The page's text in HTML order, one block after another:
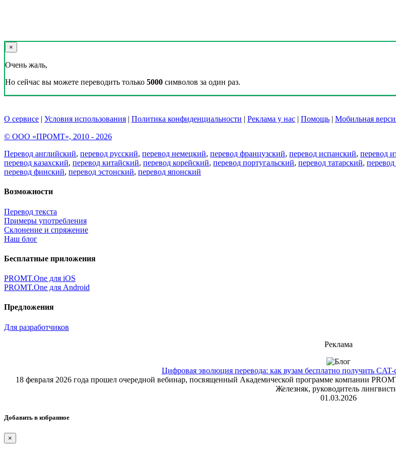
×
Очень жаль,
Но сейчас вы можете переводить только 5000 символов за один раз.
О сервисе | Условия использования | Политика конфиденциальности | Реклама у нас | Помощь | Мобильная
© ООО «ПРОМТ», 2010 - 2026
Перевод английский, перевод русский, перевод немецкий, перевод французский, перевод испанский, перевод
перевод казахский, перевод китайский, перевод корейский, перевод португальский, перевод татарский,
перевод финский, перевод эстонский, перевод японский
Возможности
Перевод текста
Примеры употребления
Склонение и спряжение
Наш блог
Бесплатные приложения
PROMT.One для iOS
PROMT.One для Android
Предложения
Для разработчиков
Реклама
Цифровая эволюция перевода: как вузам бесплатно получить
18 февраля 2026 года прошел очередной вебинар, посвященный Академической программе компании
Железняк, руководитель
01.03.2026
Добавить в избранное
×